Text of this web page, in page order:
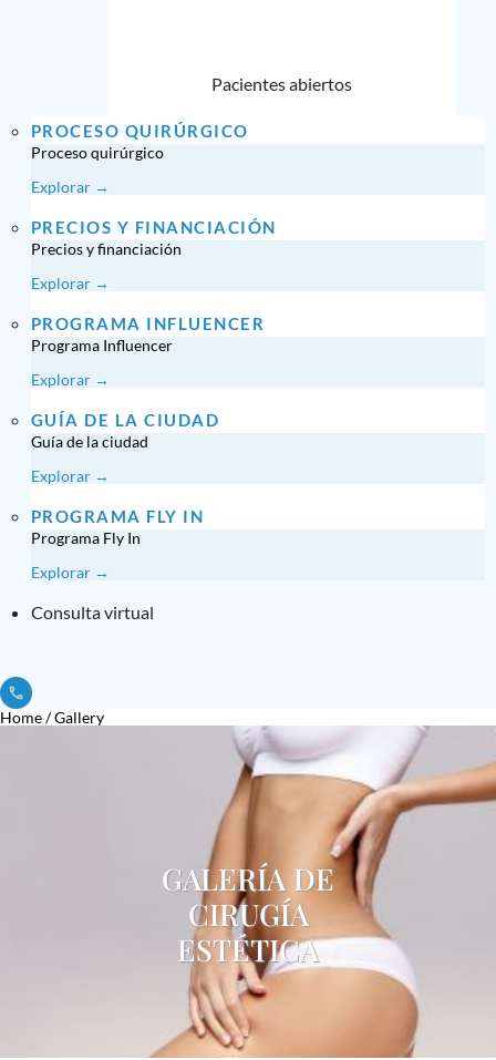
Pacientes abiertos
PROCESO QUIRÚRGICO
Proceso quirúrgico
Explorar →
PRECIOS Y FINANCIACIÓN
Precios y financiación
Explorar →
PROGRAMA INFLUENCER
Programa Influencer
Explorar →
GUÍA DE LA CIUDAD
Guía de la ciudad
Explorar →
PROGRAMA FLY IN
Programa Fly In
Explorar →
Consulta virtual
Home/Gallery
GALERÍA DE
CIRUGÍA
ESTÉTICA